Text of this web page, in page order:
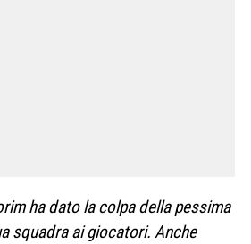
ha dato la colpa della pessima
squadra ai giocatori. Anche